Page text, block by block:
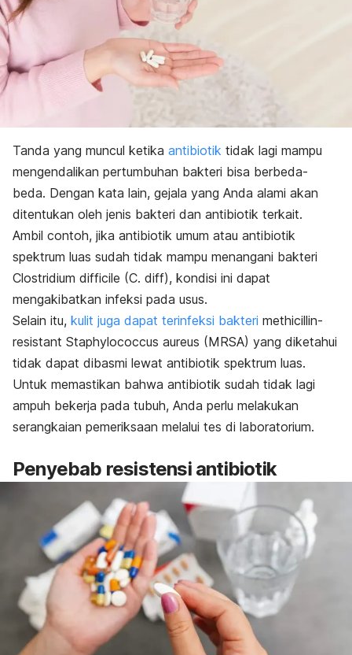
Tanda yang muncul ketika antibiotik tidak lagi mampu
mengendalikan pertumbuhan bakteri bisa berbeda-
beda. Dengan kata lain, gejala yang Anda alami akan
ditentukan oleh jenis bakteri dan antibiotik terkait.
Ambil contoh, jika antibiotik umum atau antibiotik
spektrum luas sudah tidak mampu menangani bakteri
Clostridium difficile (C. diff), kondisi ini dapat
mengakibatkan infeksi pada usus.
Selain itu, kulit juga dapat terinfeksi bakteri methicillin-
resistant Staphylococcus aureus (MRSA) yang diketahui
tidak dapat dibasmi lewat antibiotik spektrum luas.
Untuk memastikan bahwa antibiotik sudah tidak lagi
ampuh bekerja pada tubuh, Anda perlu melakukan
serangkaian pemeriksaan melalui tes di laboratorium.
Penyebab resistensi antibiotik